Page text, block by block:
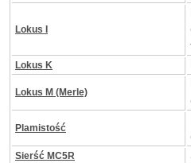
Lokus I
Lokus K
Lokus M (Merle)
Plamistość
Sierść MC5R